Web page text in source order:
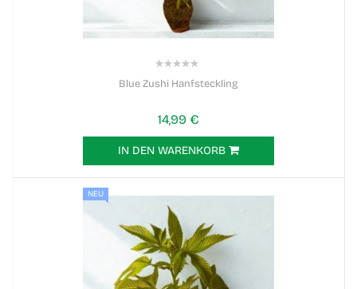
Blue Zushi Hanfsteckling
14,99 €
IN DEN WARENKORB
NEU